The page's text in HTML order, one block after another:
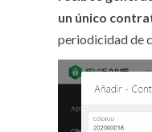
un único
periodicidad de